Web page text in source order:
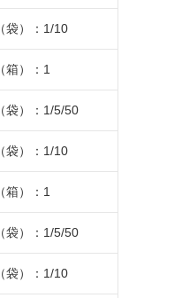
（袋）：1/10
（箱）：1
（袋）：1/5/50
（袋）：1/10
（箱）：1
（袋）：1/5/50
（袋）：1/10